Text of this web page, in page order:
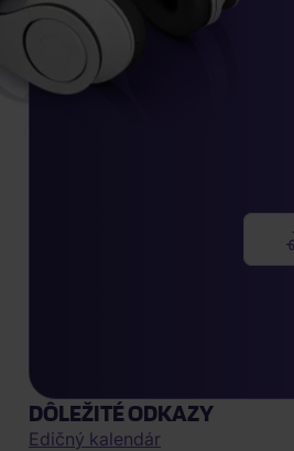
DÔLEŽITÉ ODKAZY
Edičný kalendár